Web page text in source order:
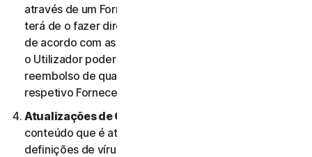
através de um Fornecedor e pretender cancelá-lo,
terá de o fazer diretamente junto desse Fornecedor,
de acordo com as instruções do mesmo. Nesse caso,
o Utilizador poderá não ter direito a qualquer
reembolso de qualquer pagamento efetuado ao
respetivo Fornecedor.
Atualizações de Conteúdo.
conteúdo que é atualizado periodicamente, como
definições de vírus, definições de spyware, regras